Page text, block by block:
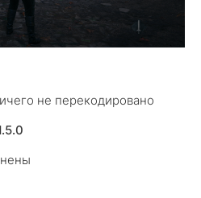
не перекодировано